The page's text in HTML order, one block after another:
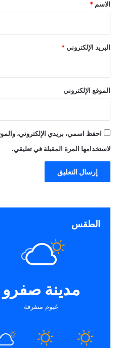
الاسم *
البريد الإلكتروني *
الموقع الإلكتروني
احفظ اسمي، بريدي الإلكتروني،
لاستخدامها المرة المقبلة في تعليقي.
الطقس
مدينة صفرو
غيوم متفرقة